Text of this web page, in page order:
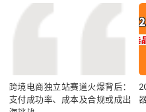
跨境电商独立站赛道火爆背后：
支付成功率、成本及合规或成出